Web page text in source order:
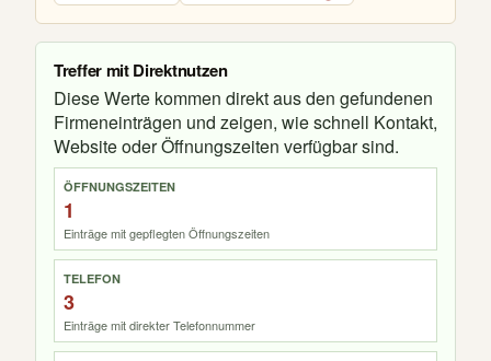
Treffer mit Direktnutzen
Diese Werte kommen direkt aus den gefundenen
Firmeneinträgen und zeigen, wie schnell Kontakt,
Website oder Öffnungszeiten verfügbar sind.
ÖFFNUNGSZEITEN
1
Einträge mit gepflegten Öffnungszeiten
TELEFON
3
Einträge mit direkter Telefonnummer